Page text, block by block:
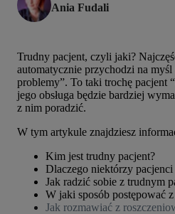
Ania Fudali
Trudny pacjent, czyli jaki?
automatycznie przychodzi na myśl
problemy”. To taki trochę pacjent
jego obsługa będzie bardziej
z nim poradzić.
W tym artykule znajdziesz
Kim jest trudny pacjent?
Dlaczego niektórzy pacjenci
Jak radzić sobie z trudnym
W jaki sposób postępować
Jak rozmawiać z